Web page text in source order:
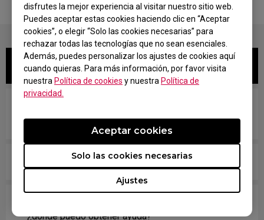
disfrutes la mejor experiencia al visitar nuestro sitio web.
Puedes aceptar estas cookies haciendo clic en “Aceptar
cookies”, o elegir “Solo las cookies necesarias” para
rechazar todas las tecnologías que no sean esenciales.
Además, puedes personalizar los ajustes de cookies aquí
cuando quieras. Para más información, por favor visita
nuestra Política de cookies y nuestra Política de
privacidad.
Ajustes
Solo las cookies necesarias
Aceptar cookies
Related FAQs
Share? ¿Cómo lo consigo?
¿Qué es XL setting to share? ¿Cómo funciona?
¿dónde puedo obtener ayuda?